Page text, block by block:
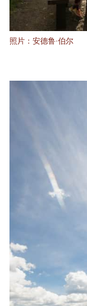
照片：安德鲁·伯尔